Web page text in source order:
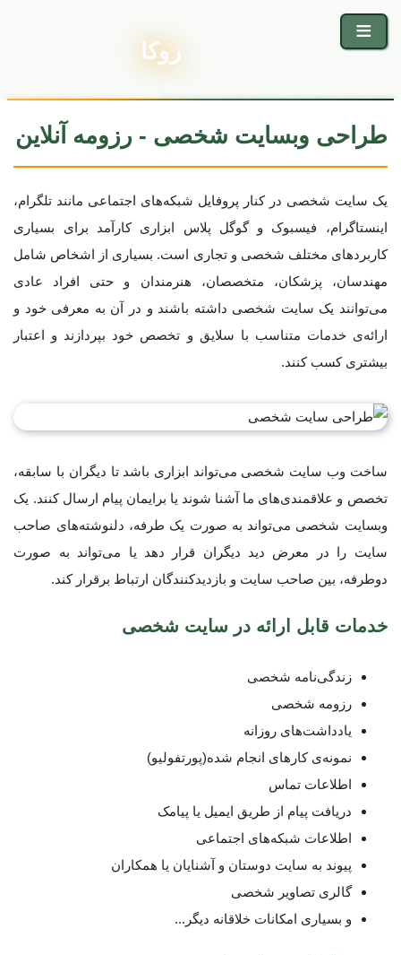
روکا
طراحی وبسایت شخصی - رزومه آنلاین
یک سایت شخصی در کنار پروفایل شبکه‌های اجتماعی مانند تلگرام،
اینستاگرام، فیسبوک و گوگل پلاس ابزاری کارآمد برای بسیاری
کاربردهای مختلف شخصی و تجاری است. بسیاری از اشخاص شامل
مهندسان، پزشکان، متخصصان، هنرمندان و حتی افراد عادی
می‌توانند یک سایت شخصی داشته باشند و در آن به معرفی خود و
ارائه‌ی خدمات متناسب با سلایق و تخصص خود بپردازند و اعتبار
بیشتری کسب کنند.
ساخت وب سایت شخصی می‌تواند ابزاری باشد تا دیگران با سابقه،
تخصص و علاقمندی‌های ما آشنا شوند یا برایمان پیام ارسال کنند. یک
وبسایت شخصی می‌تواند به صورت یک طرفه، دلنوشته‌های صاحب
سایت را در معرض دید دیگران قرار دهد یا می‌تواند به صورت
دوطرفه، بین صاحب سایت و بازدیدکنندگان ارتباط برقرار کند.
خدمات قابل ارائه در سایت شخصی
زندگی‌نامه شخصی
رزومه شخصی
یادداشت‌های روزانه
نمونه‌ی کارهای انجام شده(پورتفولیو)
اطلاعات تماس
دریافت پیام از طریق ایمیل یا پیامک
اطلاعات شبکه‌های اجتماعی
پیوند به سایت دوستان و آشنایان یا همکاران
گالری تصاویر شخصی
و بسیاری امکانات خلاقانه دیگر...